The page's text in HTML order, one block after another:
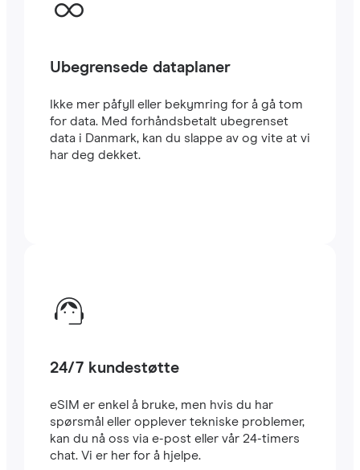
Ubegrensede dataplaner
Ikke mer påfyll eller bekymring for å gå tom
for data. Med forhåndsbetalt ubegrenset
data i Danmark, kan du slappe av og vite at vi
har deg dekket.
24/7 kundestøtte
eSIM er enkel å bruke, men hvis du har
spørsmål eller opplever tekniske problemer,
kan du nå oss via e-post eller vår 24-timers
chat. Vi er her for å hjelpe.